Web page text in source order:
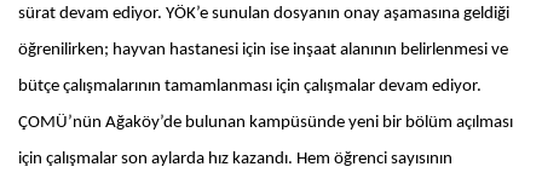
sürat devam ediyor. YÖK’e sunulan dosyanın onay aşamasına geldiği
öğrenilirken; hayvan hastanesi için ise inşaat alanının belirlenmesi ve
bütçe çalışmalarının tamamlanması için çalışmalar devam ediyor.
ÇOMÜ’nün Ağaköy’de bulunan kampüsünde yeni bir bölüm açılması
için çalışmalar son aylarda hız kazandı. Hem öğrenci sayısının